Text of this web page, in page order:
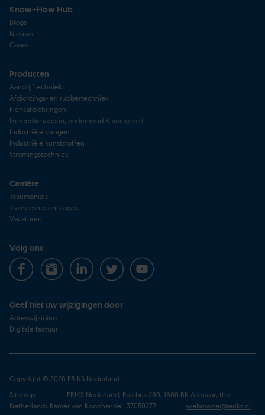
Know+How Hub
Blogs
Nieuws
Cases
Producten
Aandrijftechniek
Afdichtings- en rubbertechniek
Flensafdichtingen
Gereedschappen, onderhoud & veiligheid
Industriële slangen
Industriële kunststoffen
Stromingstechniek
Carrière
Testimonials
Traineeship en stages
Vacatures
Volg ons
Geef hier uw wijzigingen door
Adreswijziging
Digitale factuur
Copyright © 2026 ERIKS Nederland
Sitemap
ERIKS Nederland, Postbus 280, 1800 BK Alkmaar, the
Netherlands Kamer van Koophandel: 37050277 webmaster@eriks.nl